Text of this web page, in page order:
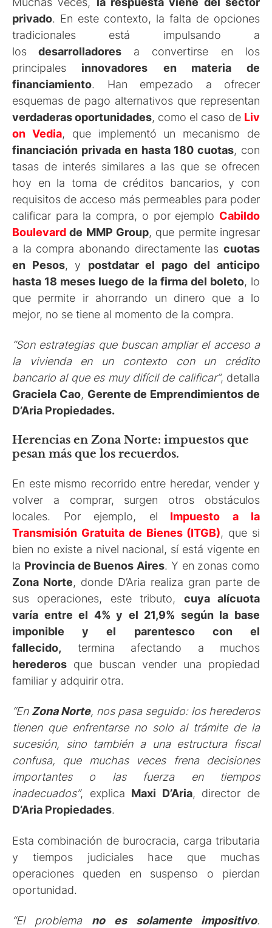
privado. En este contexto, la falta de opciones
tradicionales está impulsando a
los desarrolladores a convertirse en los
principales innovadores
en materia de
financiamiento. Han empezado a ofrecer
esquemas de pago alternativos que representan
verdaderas oportunidades, como el caso de Liv
on Vedia, que implementó un mecanismo de
financiación privada en hasta 180 cuotas, con
tasas de interés similares a las que se ofrecen
hoy en la toma de créditos bancarios, y con
requisitos de acceso más permeables para poder
calificar para la compra, o por ejemplo Cabildo
Boulevard de MMP Group, que permite ingresar
a la compra abonando directamente las cuotas
en Pesos, y postdatar el pago del anticipo
hasta 18 meses luego de la firma del boleto, lo
que permite ir ahorrando un dinero que a lo
mejor, no se tiene al momento de la compra.
“Son estrategias que buscan ampliar el acceso a
la vivienda en un contexto con un crédito
bancario al que es muy difícil de calificar”, detalla
Graciela Cao, Gerente de Emprendimientos de
D’Aria Propiedades.
Herencias en Zona Norte: impuestos que
pesan más que los recuerdos.
En este mismo recorrido entre heredar, vender y
volver a comprar, surgen otros obstáculos
locales. Por ejemplo, el
Impuesto a la
Transmisión Gratuita de Bienes (ITGB), que si
bien no existe a nivel nacional, sí está vigente en
la Provincia de Buenos Aires. Y en zonas como
Zona Norte, donde D’Aria realiza gran parte de
sus operaciones, este tributo, cuya alícuota
varía entre el 4% y el 21,9% según la base
imponible y el parentesco con el
fallecido, termina afectando a muchos
herederos que buscan vender una propiedad
familiar y adquirir otra.
“En Zona Norte, nos pasa seguido: los herederos
tienen que enfrentarse no solo al trámite de la
sucesión, sino también a una estructura fiscal
confusa, que muchas veces frena decisiones
importantes o las fuerza en tiempos
inadecuados”, explica Maxi D’Aria, director de
D’Aria Propiedades.
Esta combinación de burocracia, carga tributaria
y tiempos judiciales hace que muchas
operaciones queden en suspenso o pierdan
oportunidad.
“El problema no es solamente impositivo.